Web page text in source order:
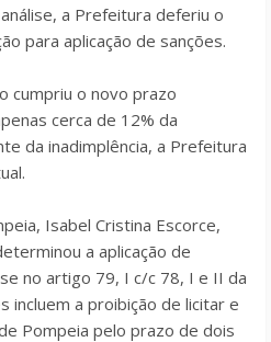
a Prefeitura deferiu o
para aplicação de sanções.
cumpriu o novo prazo
cerca de 12% da
da inadimplência, a Prefeitura
Isabel Cristina Escorce,
a aplicação de
no artigo 79, I c/c 78, I e II da
incluem a proibição de licitar e
Pompeia pelo prazo de dois